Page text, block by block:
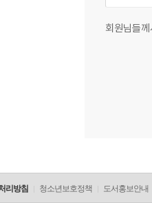
회원님들
리방침 청소년보호정책 도서홍보안내